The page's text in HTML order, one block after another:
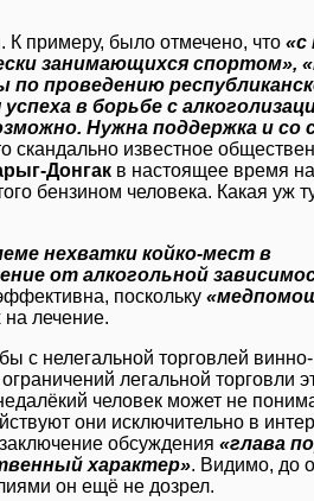
К примеру, было отмечено, что «с
занимающихся спортом»,
проведению
в борьбе с
Нужна поддержка и со
скандально известное
Донгак в настоящее время
бензином человека. Какая уж
нехватки койко-мест в
от алкогольной
поскольку
лечение.
с нелегальной торговлей винно-
легальной торговли
человек может не
они исключительно в
обсуждения «глава
характер». Видимо, до
он ещё не дозрел.